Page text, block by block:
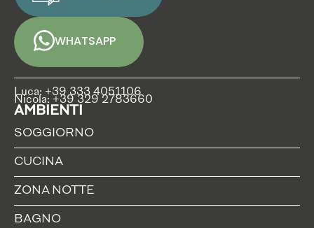
WHATSAPP
Luca: +39 333 4051106
Nicola: +39 329 2783660
AMBIENTI
SOGGIORNO
CUCINA
ZONA NOTTE
BAGNO